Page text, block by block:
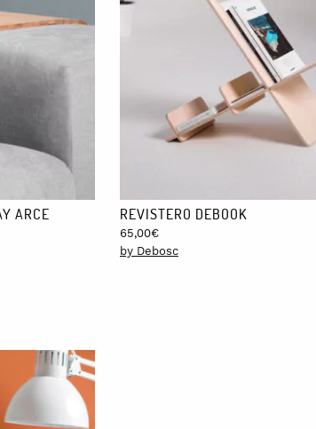
cuidas, te durará toda la vida.
puedes recuperar el color original frotando la
dentro de una caja de cartón de 29x29x4 cm
una maceta más grande, también lo tenemos
ARCE REVISTERO DEBOOK
65,00€
by Debosc